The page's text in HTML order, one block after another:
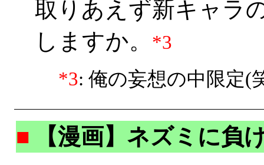
取りあえず新キャラ
しますか。
*3
*3: 俺の妄想の中限定(
■
【漫画】ネズミに負